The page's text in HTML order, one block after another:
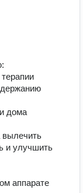
и улучшить